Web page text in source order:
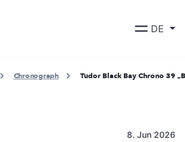
DE
Chronograph Tudor Black Bay Chrono 39
8. Jun 2026